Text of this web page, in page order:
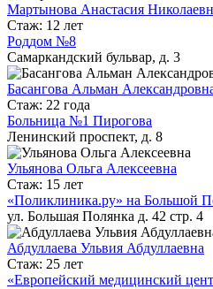
Мартынова Анастасия
Стаж: 12 лет
Роддом №8
Самаркандский бульвар, д. 3
Басангова Альман
Стаж: 22 года
Больница №1 Пирогова
Ленинский проспект, д. 8
Ульянова Ольга Алексеевна
Стаж: 15 лет
«Поликлиника.ру» на Большой
ул. Большая Полянка д. 42 стр. 4
Абдуллаева Ульвия Абдуллаевна
Стаж: 25 лет
«Европейский медицинский